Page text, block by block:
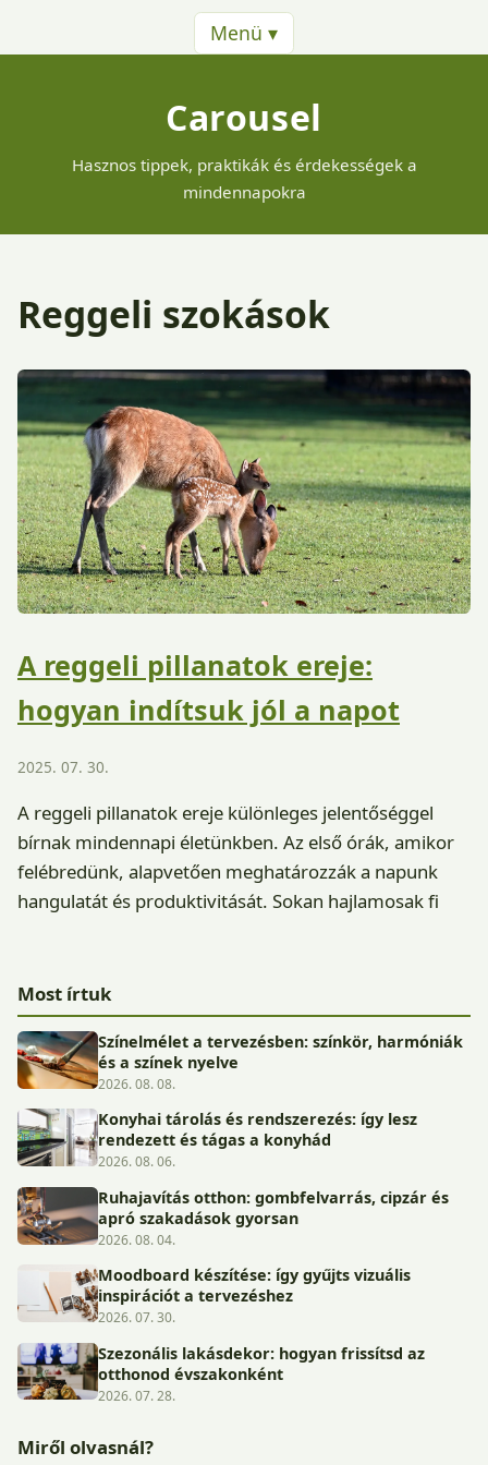
Menü ▾
Carousel
Hasznos tippek, praktikák és érdekességek a
mindennapokra
Reggeli szokások
A reggeli pillanatok ereje:
hogyan indítsuk jól a napot
2025. 07. 30.
A reggeli pillanatok ereje különleges jelentőséggel
bírnak mindennapi életünkben. Az első órák, amikor
felébredünk, alapvetően meghatározzák a napunk
hangulatát és produktivitását. Sokan hajlamosak fi
Most írtuk
Színelmélet a tervezésben: színkör, harmóniák
és a színek nyelve
2026. 08. 08.
Konyhai tárolás és rendszerezés: így lesz
rendezett és tágas a konyhád
2026. 08. 06.
Ruhajavítás otthon: gombfelvarrás, cipzár és
apró szakadások gyorsan
2026. 08. 04.
Moodboard készítése: így gyűjts vizuális
inspirációt a tervezéshez
2026. 07. 30.
Szezonális lakásdekor: hogyan frissítsd az
otthonod évszakonként
2026. 07. 28.
Miről olvasnál?